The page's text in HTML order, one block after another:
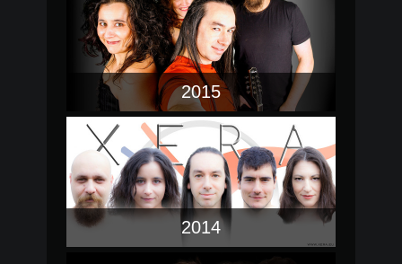
2015
2014